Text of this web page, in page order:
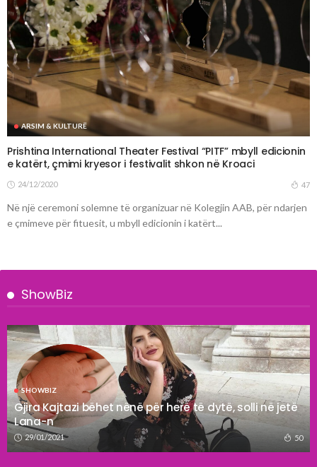
ARSIM & KULTURË
Prishtina International Theater Festival “PITF” mbyll edicionin
e katërt, çmimi kryesor i festivalit shkon në Kroaci
24/12/2020 47
Në një ceremoni solemne të organizuar në Kolegjin AAB, për ndarjen
e çmimeve për fituesit, u mbyll edicionin i katërt...
ShowBiz
SHOWBIZ
Gjira Kajtazi bëhet nënë për herë të dytë, solli në jetë
Lana-n
29/01/2021 50